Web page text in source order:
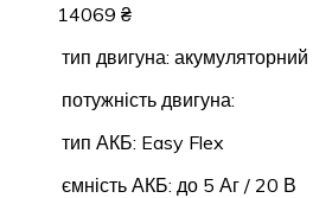
14069 ₴
тип двигуна: акумуляторний
потужність двигуна:
тип АКБ: Easy Flex
ємність АКБ: до 5 Аг / 20 В